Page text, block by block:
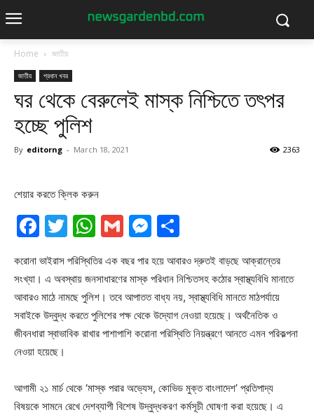
Home জাতীয়
জাতীয় প্রধান খবর
ঘর থেকে বেরুলেই মাস্ক নিশ্চিতে তৎপর
হচ্ছে পুলিশ
By editorng - March 18, 2021 2363
শেয়ার করতে ক্লিক করুন
Facebook
Twitter
WhatsApp
GmailMessenger
করোনা ভাইরাস পরিস্থিতির এক বছর পার হয়ে আবারও দ্রুতই বাড়ছে আক্রান্তের
সংখ্যা। এ অবস্থায় জনসাধারণের মাস্ক পরিধান নিশ্চিতসহ কঠোর স্বাস্থ্যবিধি মানাতে
আবারও মাঠে নামছে পুলিশ। তবে আপাতত বাধ্য নয়, স্বাস্থ্যবিধি মানতে মাঠপর্যায়ে
সবাইকে উদ্বুদ্ধ করতে পুলিশের পক্ষ থেকে উদ্যোগ নেওয়া হয়েছে। অর্থনৈতিক ও
জীবনধারা স্বাভাবিক রাখার পাশাপাশি করোনা পরিস্থিতি নিয়ন্ত্রণে আনতে এমন পরিকল্পনা
নেওয়া হয়েছে।
আগামী ২১ মার্চ থেকে ‘মাস্ক পরার অভ্যেস, কোভিড মুক্ত বাংলাদেশ’ প্রতিপাদ্য
বিষয়কে সামনে রেখে দেশব্যাপী বিশেষ উদ্বুদ্ধকরণ কর্মসূচী ঘোষণা করা হয়েছে। এ